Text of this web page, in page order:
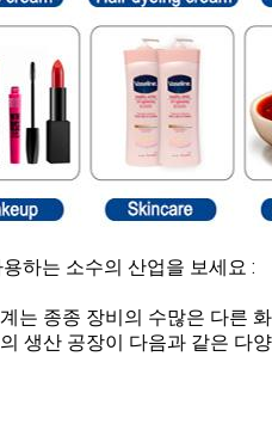
하는 소수의 산업을 보세요 :
는 종종 장비의 수많은 다른
생산 공장이 다음과 같은 다